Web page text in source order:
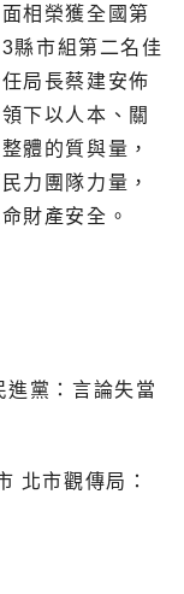
相榮獲全國第
縣市組第二名佳
局長蔡建安佈
下以人本、關
體的質與量，
力團隊力量，
財產安全。
黨：言論失當
北市觀傳局：